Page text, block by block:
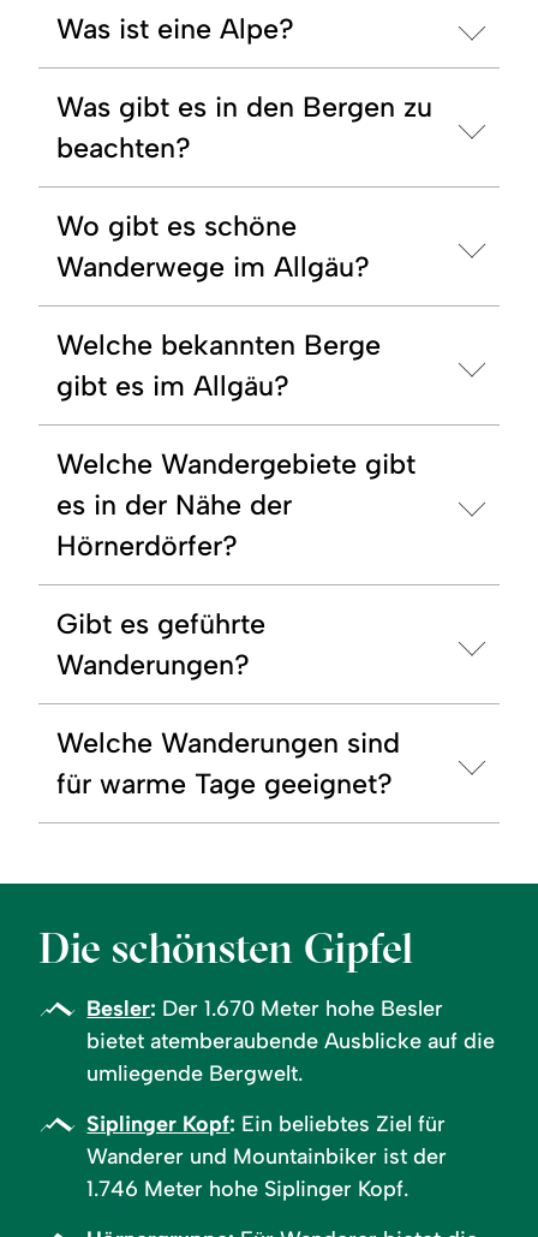
Was ist eine Alpe?
Was gibt es in den Bergen zu
beachten?
Wo gibt es schöne
Wanderwege im Allgäu?
Welche bekannten Berge
gibt es im Allgäu?
Welche Wandergebiete gibt
es in der Nähe der
Hörnerdörfer?
Gibt es geführte
Wanderungen?
Welche Wanderungen sind
für warme Tage geeignet?
Die schönsten Gipfel
Besler: Der 1.670 Meter hohe Besler
bietet atemberaubende Ausblicke auf die
umliegende Bergwelt.
Siplinger Kopf: Ein beliebtes Ziel für
Wanderer und Mountainbiker ist der
1.746 Meter hohe Siplinger Kopf.